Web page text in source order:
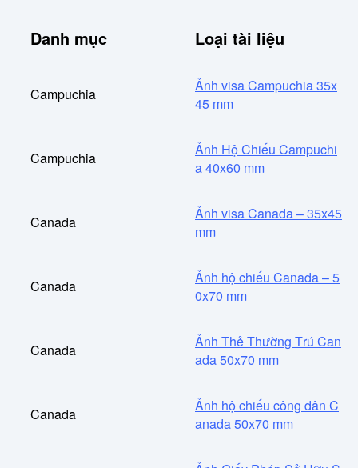
Danh mục Loại tài liệu
Campuchia
Ảnh visa Campuchia 35x
45 mm
Campuchia
Ảnh Hộ Chiếu Campuchi
a 40x60 mm
Canada
Ảnh visa Canada – 35x45
mm
Canada
Ảnh hộ chiếu Canada – 5
0x70 mm
Canada
Ảnh Thẻ Thường Trú Can
ada 50x70 mm
Canada
Ảnh hộ chiếu công dân C
anada 50x70 mm